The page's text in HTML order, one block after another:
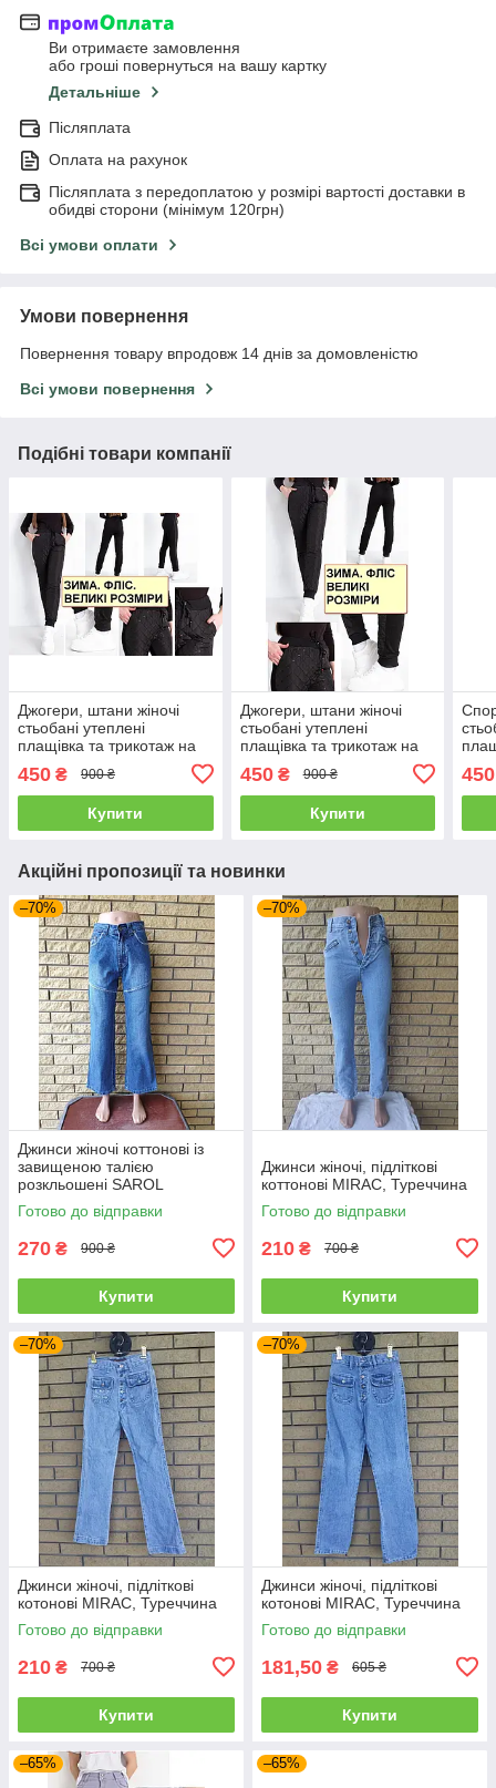
Ви отримаєте замовлення
або гроші повернуться на вашу картку
Детальніше
Післяплата
Оплата на рахунок
Післяплата з передоплатою у розмірі вартості доставки в
обидві сторони (мінімум 120грн)
Всі умови оплати
Умови повернення
Повернення товару впродовж 14 днів за домовленістю
Всі умови повернення
Подібні товари компанії
Джогери, штани жіночі
стьобані утеплені
плащівка та трикотаж на
батальні РОЗА
450 ₴ 900 ₴
Купити
Джогери, штани жіночі
стьобані утеплені
плащівка та трикотаж на
батальні РОЗА
450₴ 900 ₴
Купити
450
Акційні пропозиції та новинки
–70%
Джинси жіночі коттонові із
завищеною талією
розкльошені SAROL
Готово до відправки
270 ₴ 900 ₴
Купити
–70%
Джинси жіночі, підліткові
коттонові MIRAC, Туреччина
Готово до відправки
210 ₴ 700 ₴
Купити
–70%
Джинси жіночі, підліткові
котонові MIRAC, Туреччина
Готово до відправки
210 ₴ 700 ₴
Купити
–70%
Джинси жіночі, підліткові
котонові MIRAC, Туреччина
Готово до відправки
181,50 ₴ 605 ₴
Купити
–65% –65%